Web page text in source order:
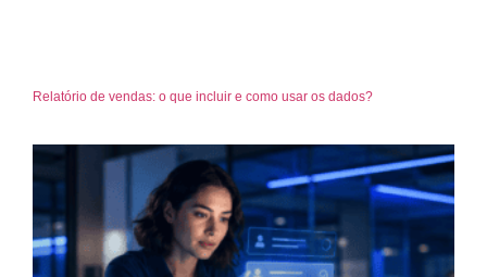
Relatório de vendas: o que incluir e como usar os dados?